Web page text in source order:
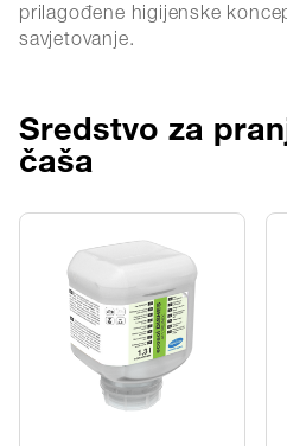
prilagođene higijenske
savjetovanje.
Sredstvo za
čaša